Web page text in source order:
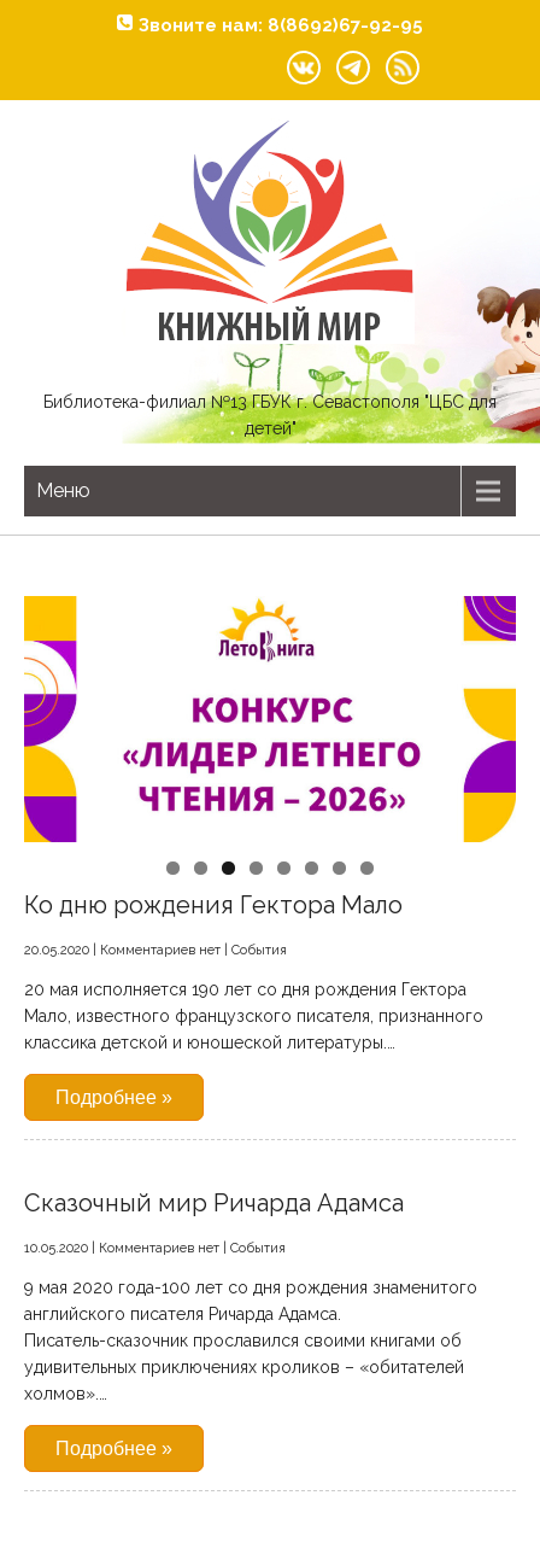
Звоните нам: 8(8692)67-92-95
Библиотека-филиал №13 ГБУК г. Севастополя "ЦБС для
детей"
Меню
Ко дню рождения Гектора Мало
20.05.2020 Комментариев нет События
20 мая исполняется 190 лет со дня рождения Гектора
Мало, известного французского писателя, признанного
классика детской и юношеской литературы.…
Подробнее »
Сказочный мир Ричарда Адамса
10.05.2020 Комментариев нет События
9 мая 2020 года-100 лет со дня рождения знаменитого
английского писателя Ричарда Адамса.
Писатель-сказочник прославился своими книгами об
удивительных приключениях кроликов – «обитателей
холмов».…
Подробнее »